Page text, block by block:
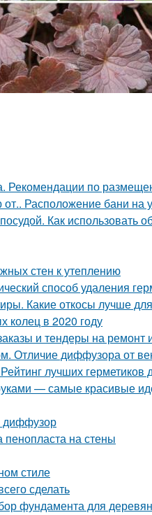
Рекомендации по
Расположение бани на
Как использовать
стен к утеплению
способ удаления
Какие откосы лучше
колец в 2020 году
и тендеры на ремонт
Отличие диффузора от
лучших герметиков
— самые красивые
диффузор
пенопласта на стены
стиле
сделать
фундамента для